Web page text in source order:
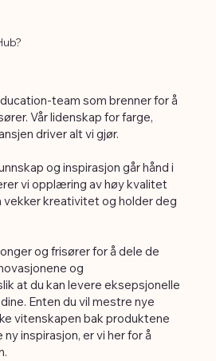
team som brenner for å
Vår lidenskap for farge,
driver alt vi gjør.
og inspirasjon går hånd i
vi opplæring av høy kvalitet
kreativitet og holder deg
og frisører for å dele de
og
at du kan levere eksepsjonelle
Enten du vil mestre nye
vitenskapen bak produktene
inspirasjon, er vi her for å